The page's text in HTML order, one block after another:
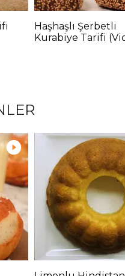
Haşhaşlı Şerbetli
Kurabiye Tarifi